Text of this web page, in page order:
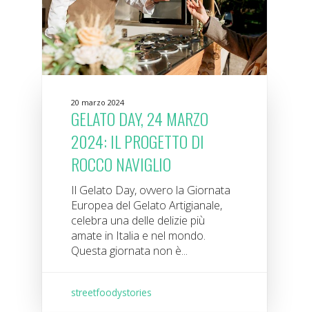
20 marzo 2024
GELATO DAY, 24 MARZO
2024: IL PROGETTO DI
ROCCO NAVIGLIO
Il Gelato Day, ovvero la Giornata
Europea del Gelato Artigianale,
celebra una delle delizie più
amate in Italia e nel mondo.
Questa giornata non è...
streetfoodystories